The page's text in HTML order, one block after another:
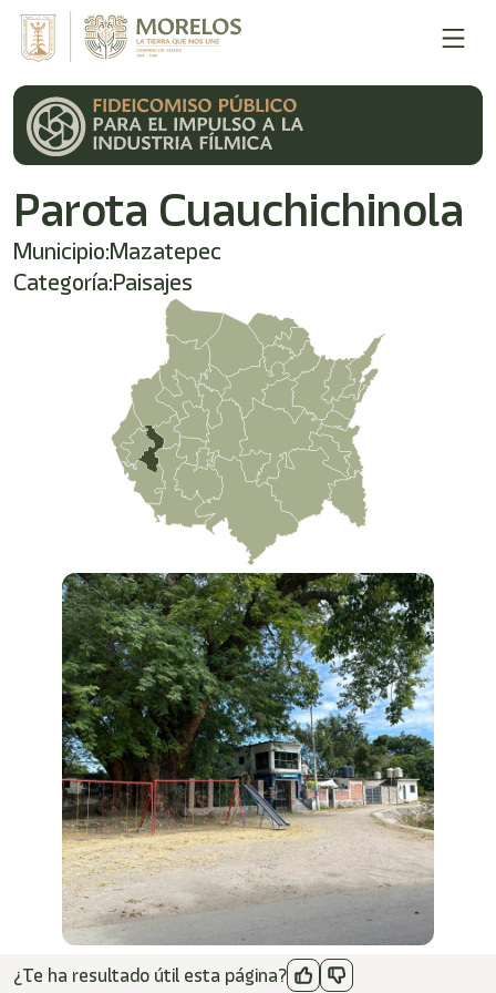
Parota Cuauchichinola
Municipio:Mazatepec
Categoría:Paisajes
¿Te ha resultado útil esta página?